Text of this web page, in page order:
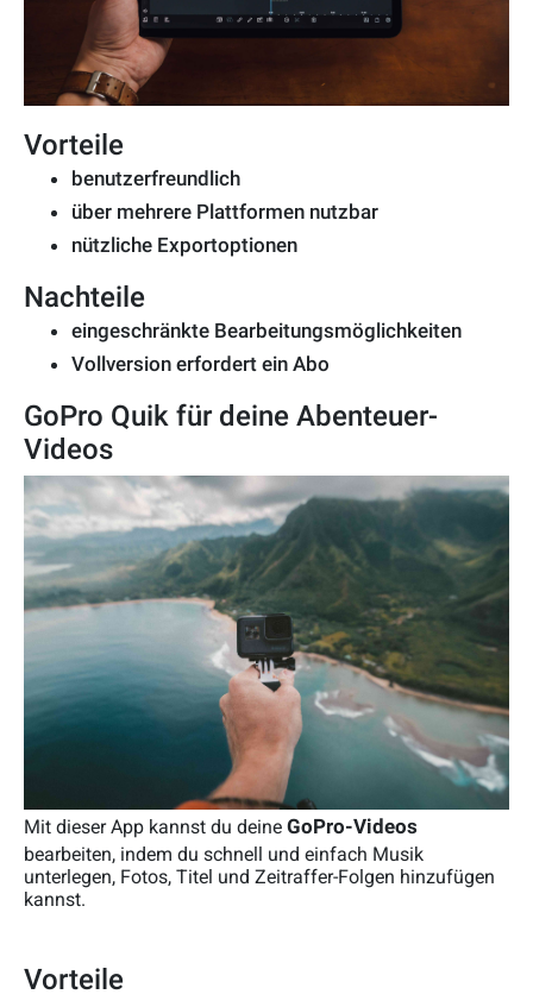
Vorteile
benutzerfreundlich
über mehrere Plattformen nutzbar
nützliche Exportoptionen
Nachteile
eingeschränkte Bearbeitungsmöglichkeiten
Vollversion erfordert ein Abo
GoPro Quik für deine Abenteuer-
Videos
Mit dieser App kannst du deine GoPro-Videos
bearbeiten, indem du schnell und einfach Musik
unterlegen, Fotos, Titel und Zeitraffer-Folgen hinzufügen
kannst.
Vorteile